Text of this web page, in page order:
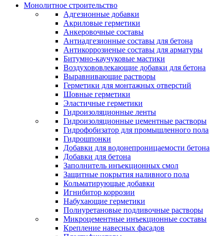
Монолитное строительство
Адгезионные добавки
Акриловые герметики
Анкеровочные составы
Антиадгезионные составы для бетона
Антикоррозиеные составы для арматуры
Битумно-каучуковые мастики
Воздухововлекающие добавки для бетона
Выравнивающие растворы
Герметики для монтажных отверстий
Шовные герметики
Эластичные герметики
Гидроизоляционные ленты
Гидроизоляционные цементные растворы
Гидрофобизатор для промышленного пола
Гидрошпонки
Добавки для водонепроницаемости бетона
Добавки для бетона
Заполнитель инъекционных смол
Защитные покрытия наливного пола
Кольматирующые добавки
Игнибитор коррозии
Набухающие герметики
Полиуретановые подливочные растворы
Микроцементные инъекционные составы
Крепление навесных фасадов